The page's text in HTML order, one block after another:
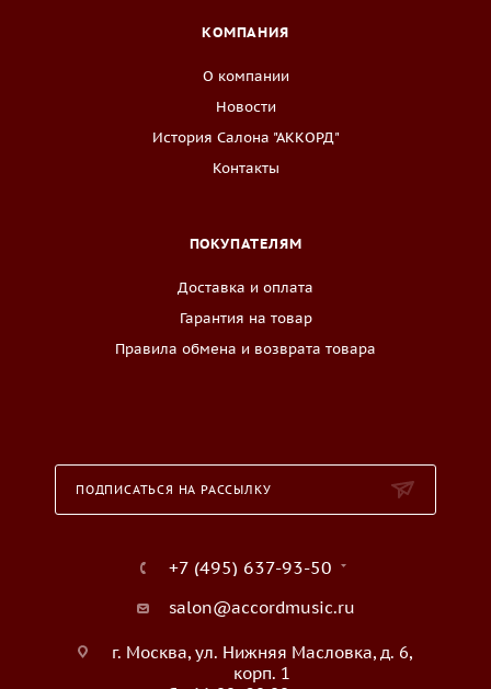
КОМПАНИЯ
О компании
Новости
История Салона "АККОРД"
Контакты
ПОКУПАТЕЛЯМ
Доставка и оплата
Гарантия на товар
Правила обмена и возврата товара
ПОДПИСАТЬСЯ НА РАССЫЛКУ
+7 (495) 637-93-50
salon@accordmusic.ru
г. Москва, ул. Нижняя Масловка, д. 6,
корп. 1